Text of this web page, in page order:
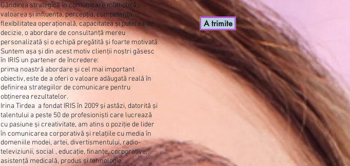
Gândirea strategică în comunicare multiplică
valoarea și influența, percepția, competența,
flexibilitatea operațională, capacitatea și puterea de
decizie, o abordare de consultanță mereu
personalizată și o echipă pregătită și foarte motivată.
Suntem așa și din acest motiv clienții noștri găsesc
în IRIS un partener de încredere:
prima noastră abordare și cel mai important
obiectiv, este de a oferi o valoare adăugată reală în
definirea strategiilor de comunicare pentru
obținerea rezultatelor.
Irina Tirdea a fondat IRIS în 2009 și astăzi, datorită și
talentului a peste 50 de profesioniști care lucrează
cu pasiune și creativitate, am atins o poziție de lider
în comunicarea corporativă și relațiile cu media în
domeniile modei, artei, divertismentului, radio-
televiziunii, social , educație, finanțe, corporative,
asistență medicală, produs și tehnologie.
A trimite